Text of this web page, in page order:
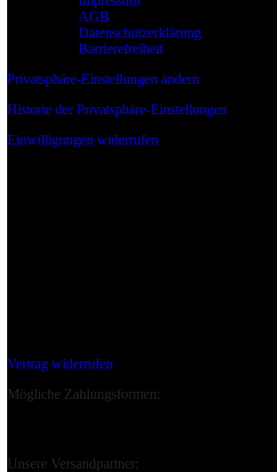
AGB
Datenschutzerklärung
Barrierefreiheit
Privatsphäre-Einstellungen ändern
Historie der Privatsphäre-Einstellungen
Einwilligungen widerrufen
Vertrag widerrufen
Mögliche Zahlungsformen:
Unsere Versandpartner: